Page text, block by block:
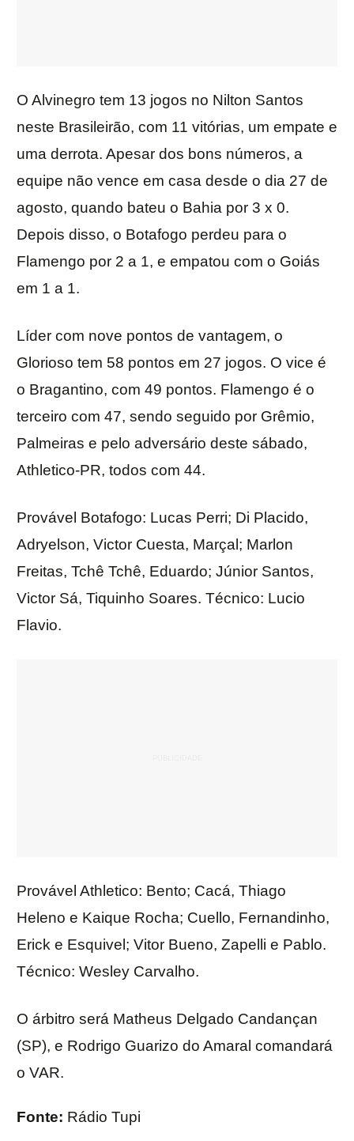
O Alvinegro tem 13 jogos no Nilton Santos
neste Brasileirão, com 11 vitórias, um empate e
uma derrota. Apesar dos bons números, a
equipe não vence em casa desde o dia 27 de
agosto, quando bateu o Bahia por 3 x 0.
Depois disso, o Botafogo perdeu para o
Flamengo por 2 a 1, e empatou com o Goiás
em 1 a 1.
Líder com nove pontos de vantagem, o
Glorioso tem 58 pontos em 27 jogos. O vice é
o Bragantino, com 49 pontos. Flamengo é o
terceiro com 47, sendo seguido por Grêmio,
Palmeiras e pelo adversário deste sábado,
Athletico-PR, todos com 44.
Provável Botafogo: Lucas Perri; Di Placido,
Adryelson, Victor Cuesta, Marçal; Marlon
Freitas, Tchê Tchê, Eduardo; Júnior Santos,
Victor Sá, Tiquinho Soares. Técnico: Lucio
Flavio.
Provável Athletico: Bento; Cacá, Thiago
Heleno e Kaique Rocha; Cuello, Fernandinho,
Erick e Esquivel; Vitor Bueno, Zapelli e Pablo.
Técnico: Wesley Carvalho.
O árbitro será Matheus Delgado Candançan
(SP), e Rodrigo Guarizo do Amaral comandará
o VAR.
Fonte: Rádio Tupi